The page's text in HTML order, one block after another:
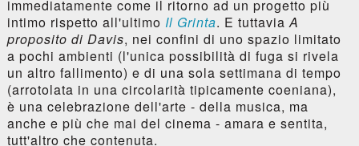
immediatamente come il ritorno ad un progetto più
intimo rispetto all'ultimo Il Grinta. E tuttaviaA
proposito di Davis, nei confini di uno spazio limitato
a pochi ambienti (l'unica possibilità di fuga si rivela
un altro fallimento) e di una sola settimana di tempo
(arrotolata in una circolarità tipicamente coeniana),
è una celebrazione dell'arte - della musica, ma
anche e più che mai del cinema - amara e sentita,
tutt'altro che contenuta.